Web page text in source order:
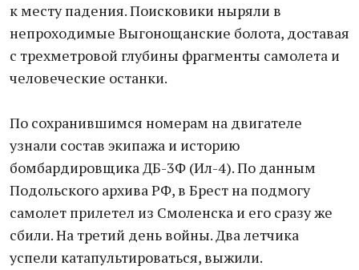
к месту падения. Поисковики ныряли в
непроходимые Выгонощанские болота, доставая
с трехметровой глубины фрагменты самолета и
человеческие останки.
По сохранившимся номерам на двигателе
узнали состав экипажа и историю
бомбардировщика ДБ-3Ф (Ил-4). По данным
Подольского архива РФ, в Брест на подмогу
самолет прилетел из Смоленска и его сразу же
сбили. На третий день войны. Два летчика
успели катапультироваться, выжили.